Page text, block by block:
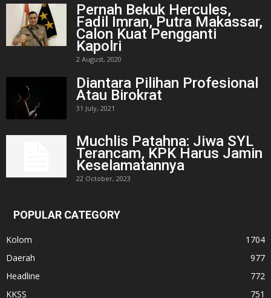
Pernah Bekuk Hercules,
Fadil Imran, Putra Makassar,
Calon Kuat Pengganti
Kapolri
2 August, 2020
Diantara Pilihan Profesional
Atau Birokrat
31 July, 2021
Muchlis Patahna: Jiwa SYL
Terancam, KPK Harus Jamin
Keselamatannya
22 October, 2023
POPULAR CATEGORY
Kolom
1704
Daerah
977
Headline
772
KKSS
751